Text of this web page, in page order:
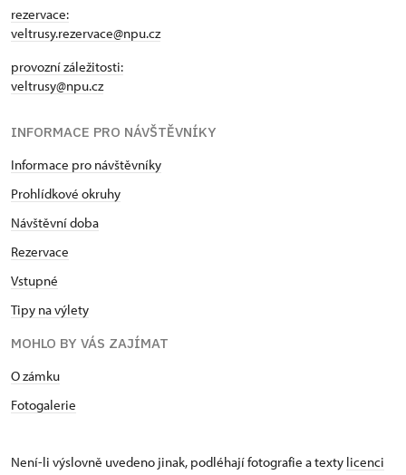
rezervace:
veltrusy.rezervace@npu.cz
provozní záležitosti:
veltrusy@npu.cz
INFORMACE PRO NÁVŠTĚVNÍKY
Informace pro návštěvníky
Prohlídkové okruhy
Návštěvní doba
Rezervace
Vstupné
Tipy na výlety
MOHLO BY VÁS ZAJÍMAT
O zámku
Fotogalerie
Není-li výslovně uvedeno jinak, podléhají fotografie a texty licenci